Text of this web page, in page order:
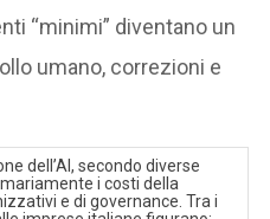
“minimi” diventano un
umano, correzioni e
dell’AI, secondo diverse
i costi della
e di governance. Tra i